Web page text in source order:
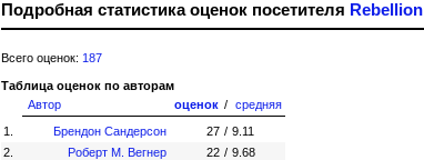
Подробная статистика оценок посетителя Rebellion
Всего оценок: 187
Таблица оценок по авторам
Автор
оценок / средняя
1.
Брендон Сандерсон 27 / 9.11
2.
Роберт М. Вегнер 22 / 9.68